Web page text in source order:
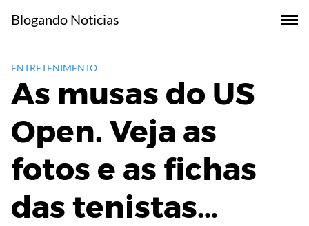
content
Blogando Noticias
ENTRETENIMENTO
As musas do US
Open. Veja as
fotos e as fichas
das tenistas…